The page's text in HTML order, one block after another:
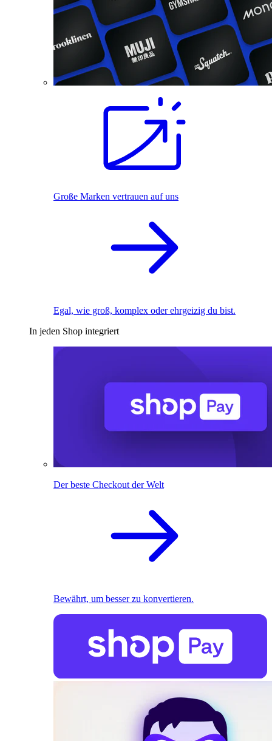
Große Marken vertrauen auf uns
Egal, wie groß, komplex oder ehrgeizig du bist.
In jeden Shop integriert
Der beste Checkout der Welt
Bewährt, um besser zu konvertieren.